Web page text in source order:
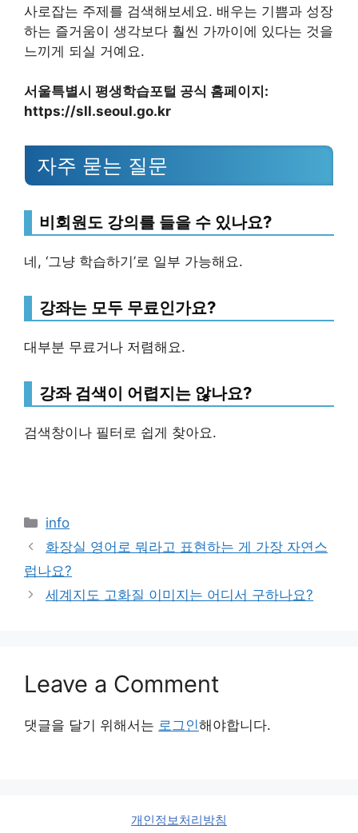
사로잡는 주제를 검색해보세요. 배우는 기쁨과 성장
하는 즐거움이 생각보다 훨씬 가까이에 있다는 것을
느끼게 되실 거예요.
서울특별시 평생학습포털 공식 홈페이지:
https://sll.seoul.go.kr
자주 묻는 질문
비회원도 강의를 들을 수 있나요?
네, ‘그냥 학습하기’로 일부 가능해요.
강좌는 모두 무료인가요?
대부분 무료거나 저렴해요.
강좌 검색이 어렵지는 않나요?
검색창이나 필터로 쉽게 찾아요.
Categories
info
화장실 영어로 뭐라고 표현하는 게 가장 자연스
럽나요?
세계지도 고화질 이미지는 어디서 구하나요?
Leave a Comment
댓글을 달기 위해서는 로그인해야합니다.
개인정보처리방침